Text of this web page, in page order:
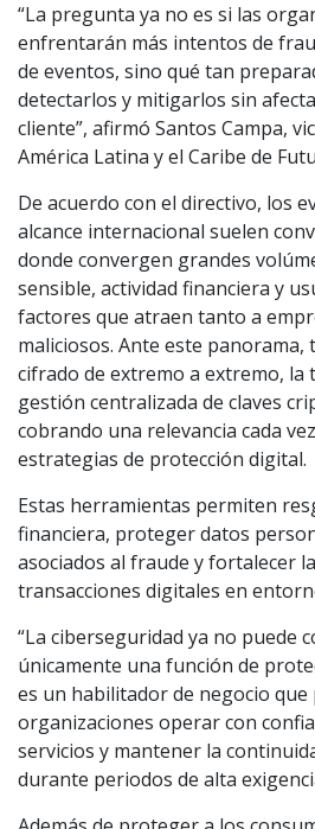
“La pregunta ya no es si las
enfrentarán más intentos de
de eventos, sino qué tan
detectarlos y mitigarlos sin
cliente”, afirmó Santos Campa,
América Latina y el Caribe de
De acuerdo con el directivo, los
alcance internacional suelen
donde convergen grandes
sensible, actividad financiera y
factores que atraen tanto a
maliciosos. Ante este panorama,
cifrado de extremo a extremo, la
gestión centralizada de claves
cobrando una relevancia cada
estrategias de protección digital.
Estas herramientas permiten
financiera, proteger datos
asociados al fraude y fortalecer
transacciones digitales en
“La ciberseguridad ya no puede
únicamente una función de
es un habilitador de negocio que
organizaciones operar con
servicios y mantener la
durante periodos de alta